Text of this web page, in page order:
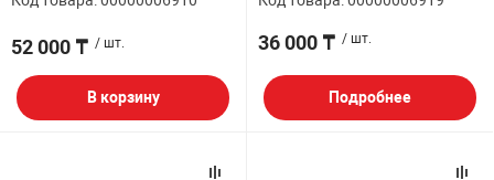
52 000 ₸ / шт.
В корзину
36 000 ₸ / шт.
Подробнее